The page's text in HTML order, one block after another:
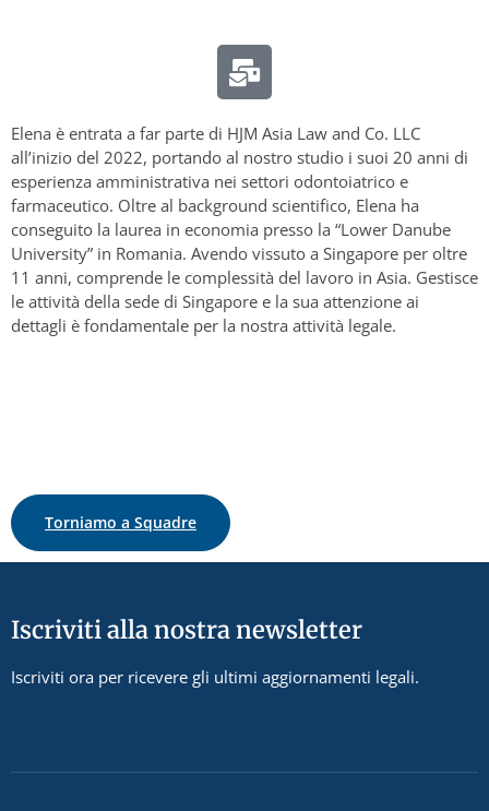
Elena è entrata a far parte di HJM Asia Law and Co. LLC
all’inizio del 2022, portando al nostro studio i suoi 20 anni di
esperienza amministrativa nei settori odontoiatrico e
farmaceutico. Oltre al background scientifico, Elena ha
conseguito la laurea in economia presso la “Lower Danube
University” in Romania. Avendo vissuto a Singapore per oltre
11 anni, comprende le complessità del lavoro in Asia. Gestisce
le attività della sede di Singapore e la sua attenzione ai
dettagli è fondamentale per la nostra attività legale.
Torniamo a Squadre
Iscriviti alla nostra newsletter
Iscriviti ora per ricevere gli ultimi aggiornamenti legali.